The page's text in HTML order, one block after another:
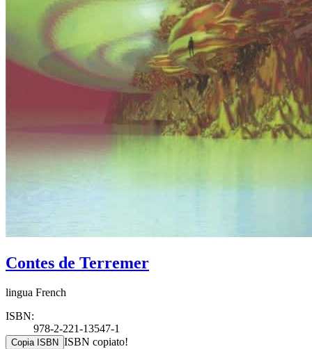
Contes de Terremer
lingua French
ISBN:
978-2-221-13547-1
Copia ISBN ISBN copiato!